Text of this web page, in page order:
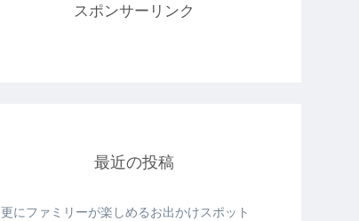
スポンサーリンク
最近の投稿
更にファミリーが楽しめるお出かけスポット